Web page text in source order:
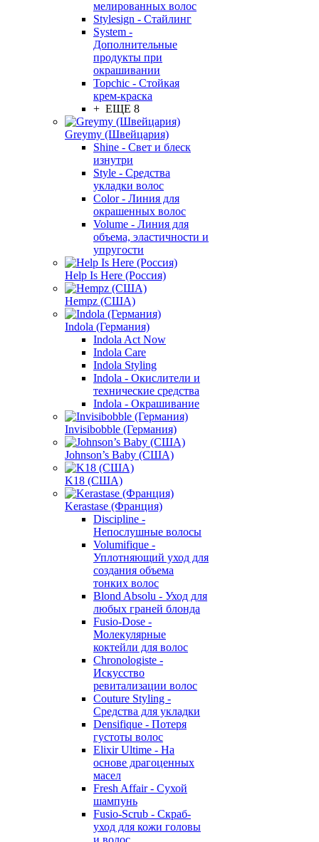
мелированных волос
Stylesign - Стайлинг
System -
Дополнительные
продукты при
окрашивании
Topchic - Стойкая
крем-краска
+ ЕЩЕ 8
Greymy (Швейцария)
Shine - Свет и блеск
изнутри
Style - Средства
укладки волос
Color - Линия для
окрашенных волос
Volume - Линия для
объема, эластичности и
упругости
Help Is Here (Россия)
Hempz (США)
Indola (Германия)
Indola Act Now
Indola Care
Indola Styling
Indola - Окислители и
технические средства
Indola - Окрашивание
Invisibobble (Германия)
Johnson’s Baby (США)
K18 (США)
Kerastase (Франция)
Discipline -
Непослушные волосы
Volumifique -
Уплотняющий уход для
создания объема
тонких волос
Blond Absolu - Уход для
любых граней блонда
Fusio-Dose -
Молекулярные
коктейли для волос
Chronologiste -
Искусство
ревитализации волос
Couture Styling -
Средства для укладки
Densifique - Потеря
густоты волос
Elixir Ultime - На
основе драгоценных
масел
Fresh Affair - Сухой
шампунь
Fusio-Scrub - Скраб-
уход для кожи головы
и волос